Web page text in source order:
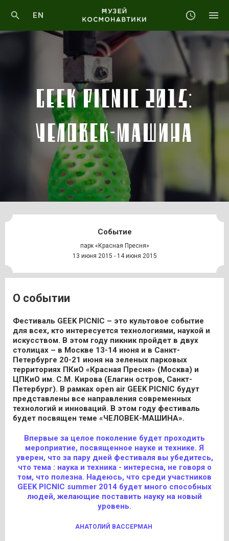
EN
GEEK PICNIC 2015:
ЧЕЛОВЕК-МАШИНА
Событие
парк «Красная Пресня»
13 июня 2015 - 14 июня 2015
О событии
Фестиваль GEEK PICNIC – это культовое событие
для всех, кто интересуется технологиями, наукой и
искусством. В этом году пикник пройдет в двух
столицах – в Москве 13-14 июня и в Санкт-
Петербурге 20-21 июня на зеленых парковых
территориях ПКиО «Красная Пресня» (Москва) и
ЦПКиО им. С.М. Кирова (Елагин остров, Санкт-
Петербург). В рамках open air GEEK PICNIC будут
представлены все направления современных
технологий и инноваций. В этом году фестиваль
будет посвящен теме «ЧЕЛОВЕК-МАШИНА».
Впервые за целое поколение будет проходить
мероприятие, посвященное науке и технике. Я
уверен, что за пару дней фестиваля вы убедитесь,
что тема : наука и техника - интересна, не говоря о
том, что полезна. Надеюсь, что среди участников
GEEK PICNIC summer 2014 будет много способных
людей, желающие поставить науку на новый
уровень.
АНАТОЛИЙ ВАССЕРМАН